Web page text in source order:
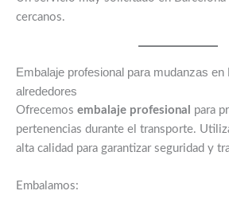
cercanos.
Embalaje profesional para mudanzas en
alrededores
Ofrecemos embalaje profesional
para
pertenencias durante el transporte.
alta calidad para garantizar seguridad y
Embalamos: